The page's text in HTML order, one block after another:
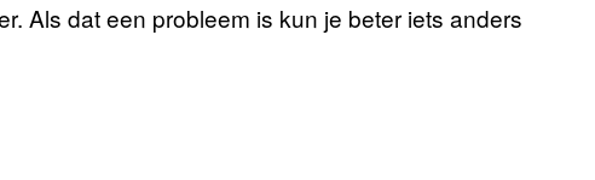
Als dat een probleem is kun je beter iets anders